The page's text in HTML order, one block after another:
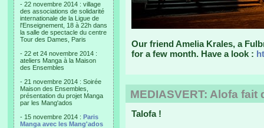
- 22 novembre 2014 : village
des associations de solidarité
internationale de la Ligue de
l'Enseignement, 18 à 22h dans
la salle de spectacle du centre
Tour des Dames, Paris
- 22 et 24 novembre 2014 :
ateliers Manga à la Maison
des Ensembles
- 21 novembre 2014 : Soirée
Maison des Ensembles,
présentation du projet Manga
par les Mang'ados
- 15 novembre 2014 : Paris
Manga avec les Mang'ados
Our friend Amelia Krales, a
for a few month. Have a look :
MEDIASVERT: Alofa fait
Talofa !